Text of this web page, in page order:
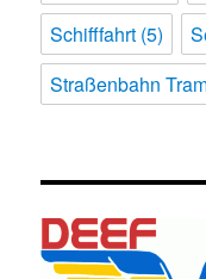
Schifffahrt (5)
Straßenbahn